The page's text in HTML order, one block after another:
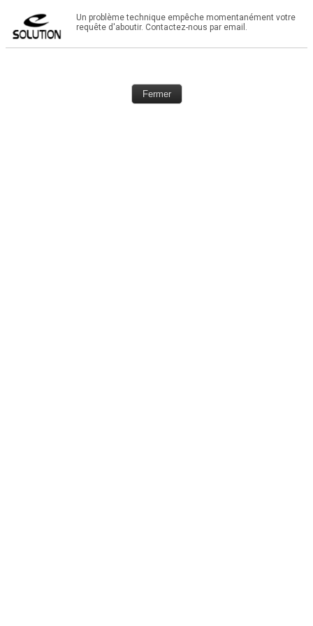
Un problème technique empêche momentanément votre
requête d'aboutir. Contactez-nous par email.